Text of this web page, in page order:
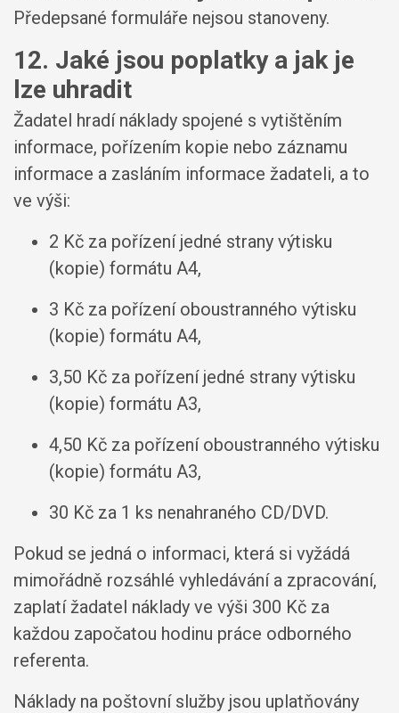
Předepsané formuláře nejsou stanoveny.
12. Jaké jsou poplatky a jak je
lze uhradit
Žadatel hradí náklady spojené s vytištěním
informace, pořízením kopie nebo záznamu
informace a zasláním informace žadateli, a to
ve výši:
2 Kč za pořízení jedné strany výtisku
(kopie) formátu A4,
3 Kč za pořízení oboustranného výtisku
(kopie) formátu A4,
3,50 Kč za pořízení jedné strany výtisku
(kopie) formátu A3,
4,50 Kč za pořízení oboustranného výtisku
(kopie) formátu A3,
30 Kč za 1 ks nenahraného CD/DVD.
Pokud se jedná o informaci, která si vyžádá
mimořádně rozsáhlé vyhledávání a zpracování,
zaplatí žadatel náklady ve výši 300 Kč za
každou započatou hodinu práce odborného
referenta.
Náklady na poštovní služby jsou uplatňovány